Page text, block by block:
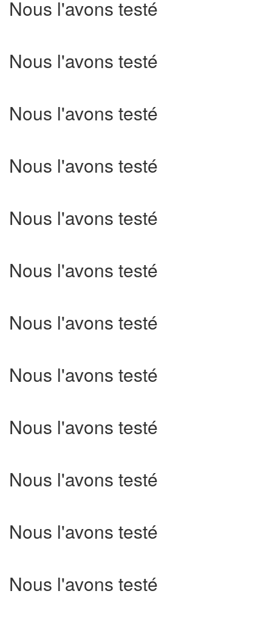
Nous l'avons testé
Nous l'avons testé
Nous l'avons testé
Nous l'avons testé
Nous l'avons testé
Nous l'avons testé
Nous l'avons testé
Nous l'avons testé
Nous l'avons testé
Nous l'avons testé
Nous l'avons testé
Nous l'avons testé